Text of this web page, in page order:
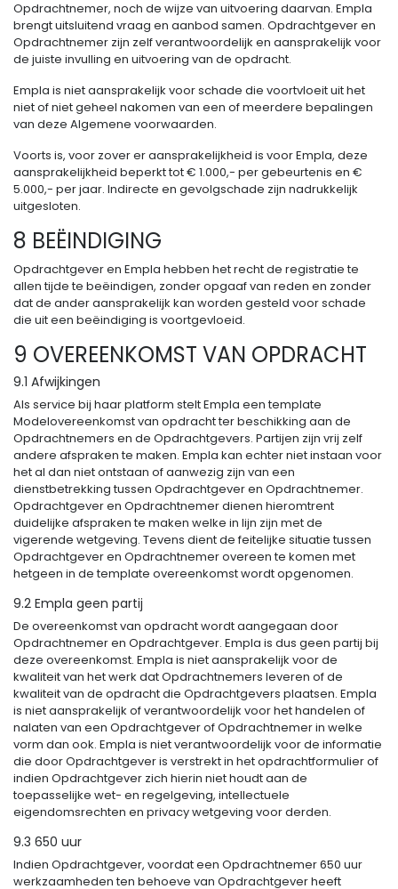
Opdrachtnemer, noch de wijze van uitvoering daarvan. Empla
brengt uitsluitend vraag en aanbod samen. Opdrachtgever en
Opdrachtnemer zijn zelf verantwoordelijk en aansprakelijk voor
de juiste invulling en uitvoering van de opdracht.
Empla is niet aansprakelijk voor schade die voortvloeit uit het
niet of niet geheel nakomen van een of meerdere bepalingen
van deze Algemene voorwaarden.
Voorts is, voor zover er aansprakelijkheid is voor Empla, deze
aansprakelijkheid beperkt tot € 1.000,- per gebeurtenis en €
5.000,- per jaar. Indirecte en gevolgschade zijn nadrukkelijk
uitgesloten.
8 BEËINDIGING
Opdrachtgever en Empla hebben het recht de registratie te
allen tijde te beëindigen, zonder opgaaf van reden en zonder
dat de ander aansprakelijk kan worden gesteld voor schade
die uit een beëindiging is voortgevloeid.
9 OVEREENKOMST VAN OPDRACHT
9.1 Afwijkingen
Als service bij haar platform stelt Empla een template
Modelovereenkomst van opdracht ter beschikking aan de
Opdrachtnemers en de Opdrachtgevers. Partijen zijn vrij zelf
andere afspraken te maken. Empla kan echter niet instaan voor
het al dan niet ontstaan of aanwezig zijn van een
dienstbetrekking tussen Opdrachtgever en Opdrachtnemer.
Opdrachtgever en Opdrachtnemer dienen hieromtrent
duidelijke afspraken te maken welke in lijn zijn met de
vigerende wetgeving. Tevens dient de feitelijke situatie tussen
Opdrachtgever en Opdrachtnemer overeen te komen met
hetgeen in de template overeenkomst wordt opgenomen.
9.2 Empla geen partij
De overeenkomst van opdracht wordt aangegaan door
Opdrachtnemer en Opdrachtgever. Empla is dus geen partij bij
deze overeenkomst. Empla is niet aansprakelijk voor de
kwaliteit van het werk dat Opdrachtnemers leveren of de
kwaliteit van de opdracht die Opdrachtgevers plaatsen. Empla
is niet aansprakelijk of verantwoordelijk voor het handelen of
nalaten van een Opdrachtgever of Opdrachtnemer in welke
vorm dan ook. Empla is niet verantwoordelijk voor de informatie
die door Opdrachtgever is verstrekt in het opdrachtformulier of
indien Opdrachtgever zich hierin niet houdt aan de
toepasselijke wet- en regelgeving, intellectuele
eigendomsrechten en privacy wetgeving voor derden.
9.3 650 uur
Indien Opdrachtgever, voordat een Opdrachtnemer 650 uur
werkzaamheden ten behoeve van Opdrachtgever heeft